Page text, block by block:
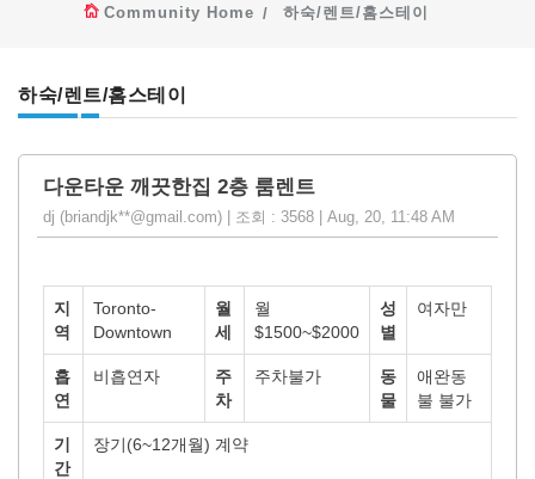
Community Home 하숙/렌트/홈스테이
하숙/렌트/홈스테이
다운타운 깨끗한집 2층 룸렌트
dj (briandjk**@gmail.com) | 조회 : 3568 | Aug, 20, 11:48 AM
지
역
Toronto-
Downtown
월
세
월
$1500~$2000
성
별
여자만
흡
연
비흡연자
주
차
주차불가
동
물
애완동
불 불가
기
간
장기(6~12개월) 계약